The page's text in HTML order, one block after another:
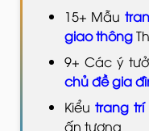
15+ Mẫu
giao thông
9+ Các ý
chủ đề gia
Kiểu trang
ấn tượng